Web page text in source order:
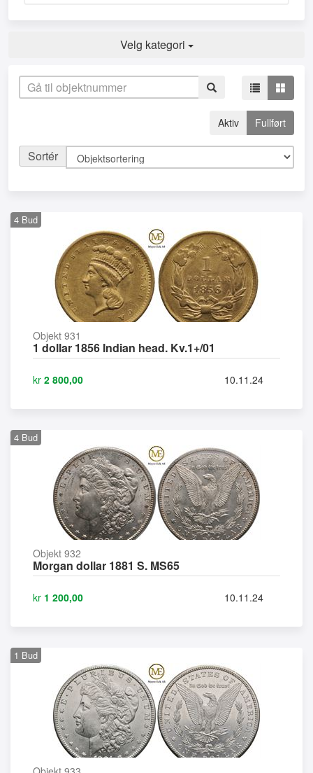
Velg kategori
Aktiv Fullført
Sortér
4 Bud
Objekt 931
1 dollar 1856 Indian head. Kv.1+/01
kr 2 800,00 10.11.24
4 Bud
Objekt 932
Morgan dollar 1881 S. MS65
kr 1 200,00 10.11.24
1 Bud